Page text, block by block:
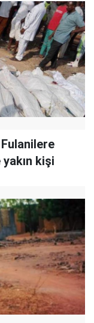
yakın kişi